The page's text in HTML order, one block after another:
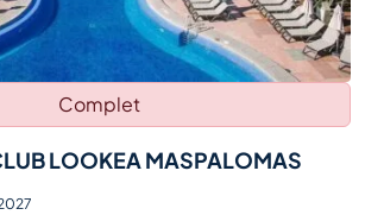
Complet
LOOKEA MASPALOMAS